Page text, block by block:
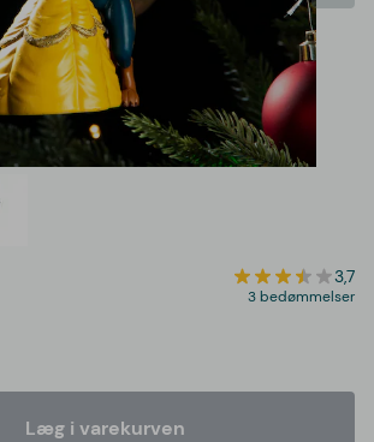
3,7
3 bedømmelser
Læg i varekurven